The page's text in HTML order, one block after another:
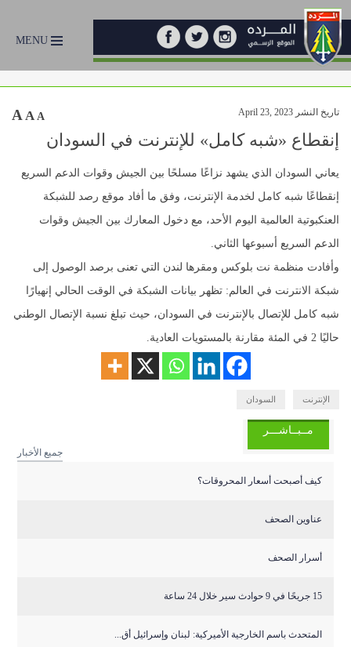
MENU
تاريخ النشر April 23, 2023 A A A
إنقطاع «شبه كامل» للإنترنت في السودان
يعاني السودان الذي يشهد نزاعًا مسلحًا بين الجيش وقوات الدعم السريع
إنقطاعًا شبه كامل لخدمة الإنترنت، وفق ما أفاد موقع رصد للشبكة
العنكبوتية العالمية اليوم الأحد، مع دخول المعارك بين الجيش وقوات
الدعم السريع أسبوعها الثاني.
وأفادت منظمة نت بلوكس ومقرها لندن التي تعنى برصد الوصول إلى
شبكة الانترنت في العالم: تظهر بيانات الشبكة في الوقت الحالي إنهيارًا
شبه كامل للإتصال بالإنترنت في السودان، حيث تبلغ نسبة الإتصال الوطني
حاليًا 2 في المئة مقارنة بالمستويات العادية.
الإنترنت السودان
مــبــاشـــر
جميع الأخبار
كيف أصبحت أسعار المحروقات؟
عناوين الصحف
أسرار الصحف
15 جريحًا في 9 حوادث سير خلال 24 ساعة
المتحدث باسم الخارجية الأميركية: لبنان وإسرائيل أق...